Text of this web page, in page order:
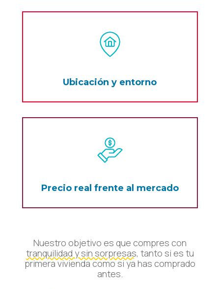
Ubicación y entorno
Precio real frente al mercado
Nuestro objetivo es que compres con
tranquilidad y sin sorpresas, tanto si es tu
primera vivienda como si ya has comprado
antes.